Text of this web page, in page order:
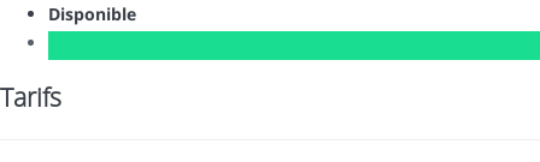
Disponible
Tarifs